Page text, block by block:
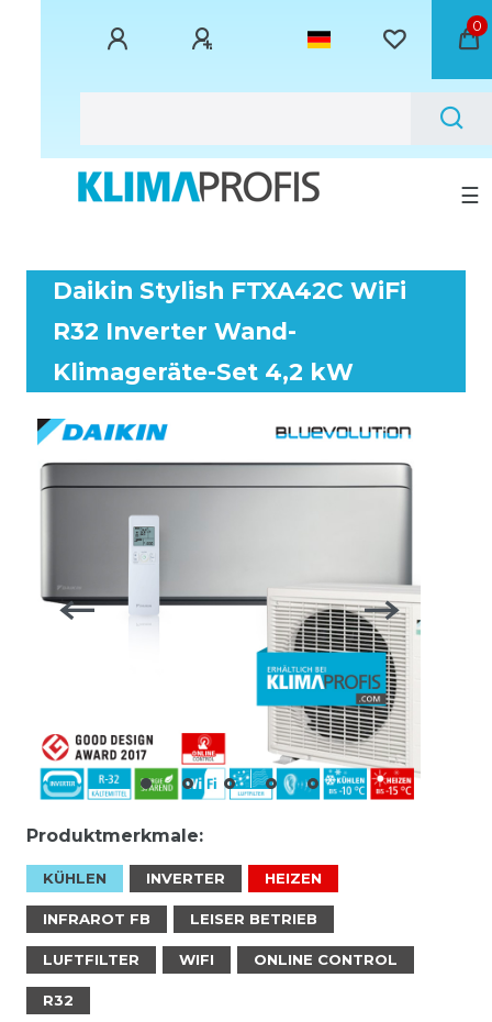
0
☰
Daikin Stylish FTXA42C WiFi
R32 Inverter Wand-
Klimageräte-Set 4,2 kW
Produktmerkmale:
KÜHLEN INVERTER HEIZEN
INFRAROT FB LEISER BETRIEB
LUFTFILTER WIFI ONLINE CONTROL
R32